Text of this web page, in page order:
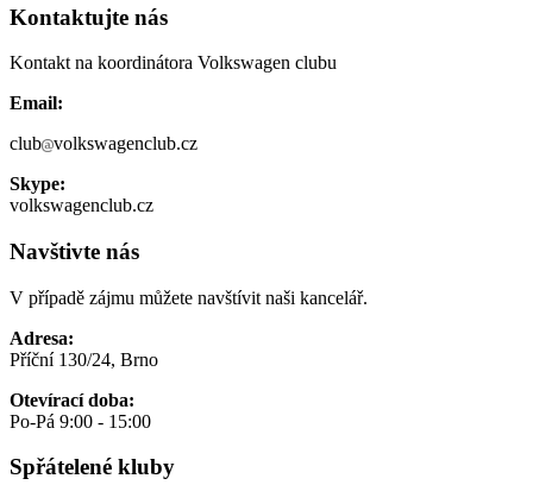
Kontaktujte nás
Kontakt na koordinátora Volkswagen clubu
Email:
club volkswagenclub.cz
Skype:
volkswagenclub.cz
Navštivte nás
V případě zájmu můžete navštívit naši kancelář.
Adresa:
Příční 130/24, Brno
Otevírací doba:
Po-Pá 9:00 - 15:00
Spřátelené kluby